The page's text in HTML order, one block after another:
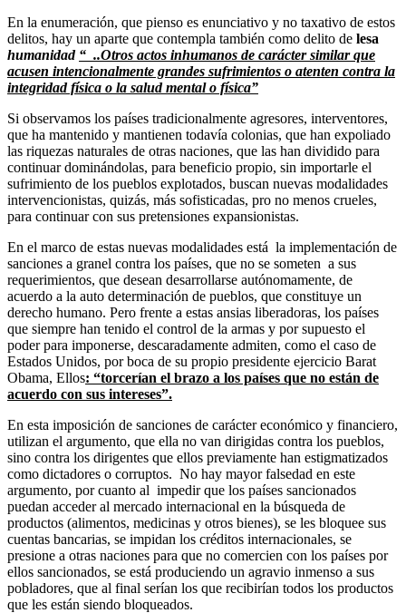
En la enumeración, que pienso es enunciativo y no taxativo de estos
delitos, hay un aparte que contempla también como delito de lesa
humanidad “ ..Otros actos inhumanos de carácter similar que
acusen intencionalmente grandes sufrimientos o atenten contra la
integridad física o la salud mental o física”
Si observamos los países tradicionalmente agresores, interventores,
que ha mantenido y mantienen todavía colonias, que han expoliado
las riquezas naturales de otras naciones, que las han dividido para
continuar dominándolas, para beneficio propio, sin importarle el
sufrimiento de los pueblos explotados, buscan nuevas modalidades
intervencionistas, quizás, más sofisticadas, pro no menos crueles,
para continuar con sus pretensiones expansionistas.
En el marco de estas nuevas modalidades está la implementación de
sanciones a granel contra los países, que no se someten a sus
requerimientos, que desean desarrollarse autónomamente, de
acuerdo a la auto determinación de pueblos, que constituye un
derecho humano. Pero frente a estas ansias liberadoras, los países
que siempre han tenido el control de la armas y por supuesto el
poder para imponerse, descaradamente admiten, como el caso de
Estados Unidos, por boca de su propio presidente ejercicio Barat
Obama, Ellos: “torcerían el brazo a los países que no están de
acuerdo con sus intereses”.
En esta imposición de sanciones de carácter económico y financiero,
utilizan el argumento, que ella no van dirigidas contra los pueblos,
sino contra los dirigentes que ellos previamente han estigmatizados
como dictadores o corruptos. No hay mayor falsedad en este
argumento, por cuanto al impedir que los países sancionados
puedan acceder al mercado internacional en la búsqueda de
productos (alimentos, medicinas y otros bienes), se les bloquee sus
cuentas bancarias, se impidan los créditos internacionales, se
presione a otras naciones para que no comercien con los países por
ellos sancionados, se está produciendo un agravio inmenso a sus
pobladores, que al final serían los que recibirían todos los productos
que les están siendo bloqueados.